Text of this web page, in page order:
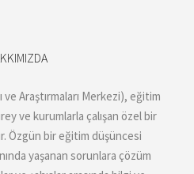
ve Araştırmaları Merkezi), eğitim
ve kurumlarla çalışan özel bir
Özgün bir eğitim düşüncesi
yaşanan sorunlara çözüm